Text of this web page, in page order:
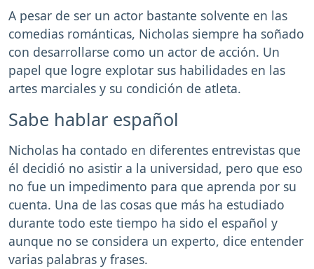
A pesar de ser un actor bastante solvente en las
comedias románticas, Nicholas siempre ha soñado
con desarrollarse como un actor de acción. Un
papel que logre explotar sus habilidades en las
artes marciales y su condición de atleta.
Sabe hablar español
Nicholas ha contado en diferentes entrevistas que
él decidió no asistir a la universidad, pero que eso
no fue un impedimento para que aprenda por su
cuenta. Una de las cosas que más ha estudiado
durante todo este tiempo ha sido el español y
aunque no se considera un experto, dice entender
varias palabras y frases.